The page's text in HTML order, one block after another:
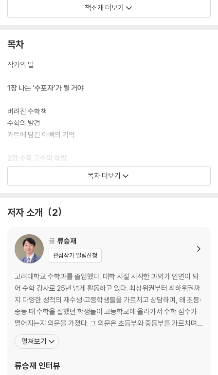
를 통해 수학적 사고력과 문제해결력을 기르는 과정을 자연스럽게 보여준
다. 스스로 생각해보고 함께 토론하며 문제를 풀고 마침내 감옥에서 탈출
력의 본질이 무엇인지 일깨워준다.
책소개 더보기
목차
작가의 말
1장 나는 ‘수포자’가 될 거야
버려진 수학책
수학의 발견
카트에 담긴 아빠의 기억
2장 수학 고수의 약방
사라진 열쇠
지하실에 내려간 아이들
골치 초등학교 아수라 교장
4장 함께라면 어떤 문제든 풀 수 있어
플라스틱 풀을 뜯어 먹는 성냥 물고기
백 명의 아이가 가르쳐 준 수학 원리
최단 시간에 다리를 건너는 법
5장 탈출! 수학 감옥을 깨부수다
목차 더보기
저자 소개 2
글 류승재
관심작가 알림신청
고려대학교 수학과를 졸업했다. 대학 시절 시작한 과외가 인연이 되
어 수학 강사로 25년 넘게 활동하고 있다. 최상위권부터 최하위권까
지 다양한 성적의 재수생·고등학생들을 가르치고 상담하며, 왜 초등·
중등 때 수학을 잘했던 학생들이 고등학교에 올라가서 수학 점수가
떨어지는지 의문을 가졌다. 그 의문은 초등부와 중등부를 가르치며
풀렸다. 핵심은 ‘제대로’ 수학을 공부하는 습관을 잡지 못한 데 있었던
것. 교과 수학뿐만 아니라 사고력 수학·경시 수학·SAT·AP·수리논술
체계적이고 전략적인 초등 수학 공부법과 고등으로
펼쳐보기
류승재 인터뷰